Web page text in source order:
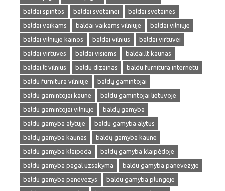
baldai spintos
baldai svetainei
baldai svetaines
baldai vaikams
baldai vaikams vilniuje
baldai vilniuje
baldai vilniuje kainos
baldai vilnius
baldai virtuvei
baldai virtuves
baldai visiems
baldai.lt kaunas
baldai.lt vilnius
baldu dizainas
baldu furnitura internetu
baldu furnitura vilniuje
baldų gamintojai
baldu gamintojai kaune
baldu gamintojai lietuvoje
baldu gamintojai vilniuje
baldų gamyba
baldu gamyba alytuje
baldu gamyba alytus
baldų gamyba kaunas
baldų gamyba kaune
baldu gamyba klaipeda
baldų gamyba klaipėdoje
baldu gamyba pagal uzsakyma
baldu gamyba panevezyje
baldu gamyba panevezys
baldu gamyba plungeje